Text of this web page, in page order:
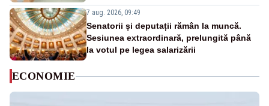
7 aug. 2026, 09:49
Senatorii și deputații rămân la muncă.
Sesiunea extraordinară, prelungită până
la votul pe legea salarizării
ECONOMIE